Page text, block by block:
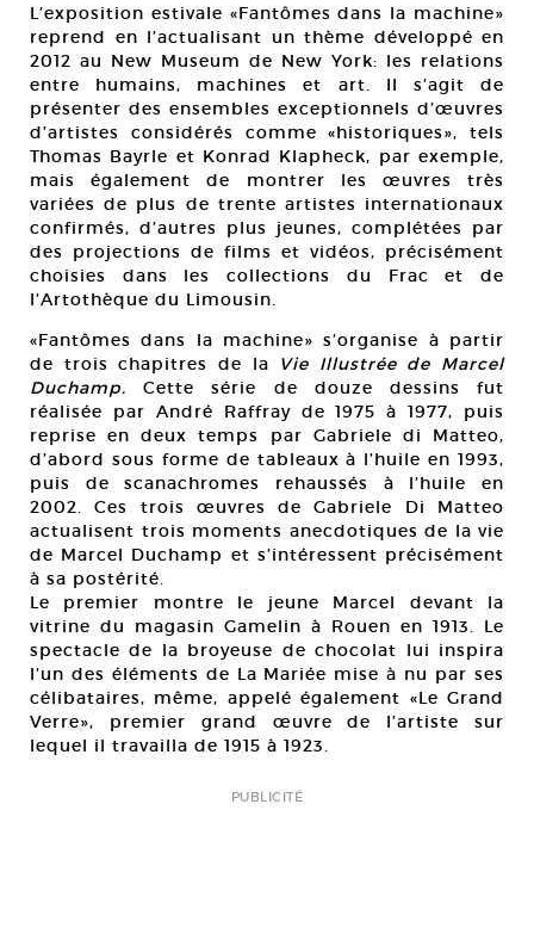
L’exposition estivale «Fantômes dans la machine»
reprend en l’actualisant un thème développé en
2012 au New Museum de New York: les relations
entre humains, machines et art. Il s’agit de
présenter des ensembles exceptionnels d’œuvres
d’artistes considérés comme «historiques», tels
Thomas Bayrle et Konrad Klapheck, par exemple,
mais également de montrer les œuvres très
variées de plus de trente artistes internationaux
confirmés, d’autres plus jeunes, complétées par
des projections de films et vidéos, précisément
choisies dans les collections du Frac et de
l’Artothèque du Limousin.
«Fantômes dans la machine» s’organise à partir
de trois chapitres de la
Vie Illustrée de Marcel
Duchamp. Cette série de douze dessins fut
réalisée par André Raffray de 1975 à 1977, puis
reprise en deux temps par Gabriele di Matteo,
d’abord sous forme de tableaux à l’huile en 1993,
puis de scanachromes rehaussés à l’huile en
2002. Ces trois œuvres de Gabriele Di Matteo
actualisent trois moments anecdotiques de la vie
de Marcel Duchamp et s’intéressent précisément
à sa postérité.
Le premier montre le jeune Marcel devant la
vitrine du magasin Gamelin à Rouen en 1913. Le
spectacle de la broyeuse de chocolat lui inspira
l’un des éléments de La Mariée mise à nu par ses
célibataires, même, appelé également «Le Grand
Verre», premier grand œuvre de l’artiste sur
lequel il travailla de 1915 à 1923.
PUBLICITÉ